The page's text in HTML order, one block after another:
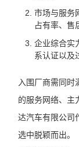
市场与服务
占有率、售
企业综合实
系认证以及
入围厂商需同时
的服务网络、主
达汽车有限公司
选中脱颖而出。